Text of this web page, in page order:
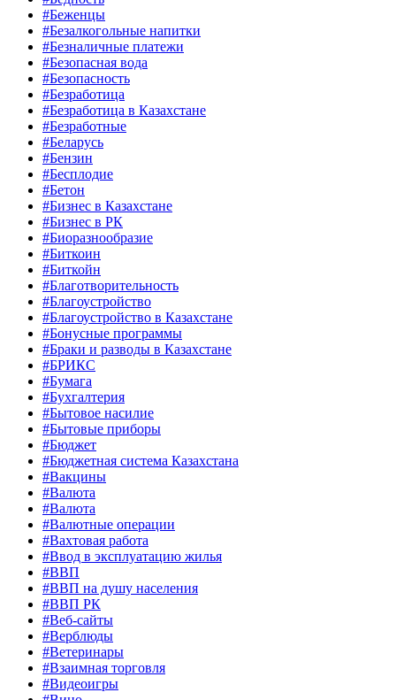
#Беженцы
#Безалкогольные напитки
#Безналичные платежи
#Безопасная вода
#Безопасность
#Безработица
#Безработица в Казахстане
#Безработные
#Беларусь
#Бензин
#Бесплодие
#Бетон
#Бизнес в Казахстане
#Бизнес в РК
#Биоразнообразие
#Биткоин
#Биткойн
#Благотворительность
#Благоустройство
#Благоустройство в Казахстане
#Бонусные программы
#Браки и разводы в Казахстане
#БРИКС
#Бумага
#Бухгалтерия
#Бытовое насилие
#Бытовые приборы
#Бюджет
#Бюджетная система Казахстана
#Вакцины
#Валюта
#Валюта
#Валютные операции
#Вахтовая работа
#Ввод в эксплуатацию жилья
#ВВП
#ВВП на душу населения
#ВВП РК
#Веб-сайты
#Верблюды
#Ветеринары
#Взаимная торговля
#Видеоигры